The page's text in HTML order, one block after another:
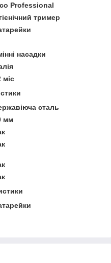
Professional
тример
насадки
міс
сталь
мм